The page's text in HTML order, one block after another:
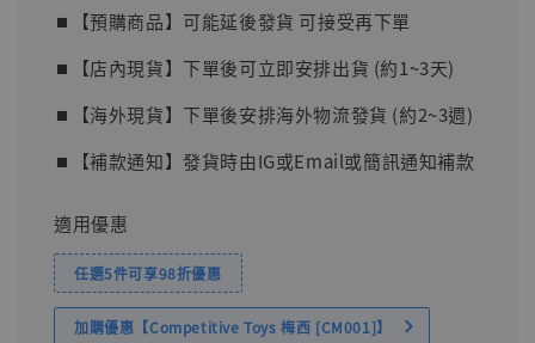
⏹︎【預購商品】可能延後發貨 可接受再下單
⏹︎【店內現貨】下單後可立即安排出貨 (約1~3天)
⏹︎【海外現貨】下單後安排海外物流發貨 (約2~3週)
⏹︎【補款通知】發貨時由IG或Email或簡訊通知補款
適用優惠
任選5件可享98折優惠
加購優惠【Competitive Toys 梅西 [CM001]】